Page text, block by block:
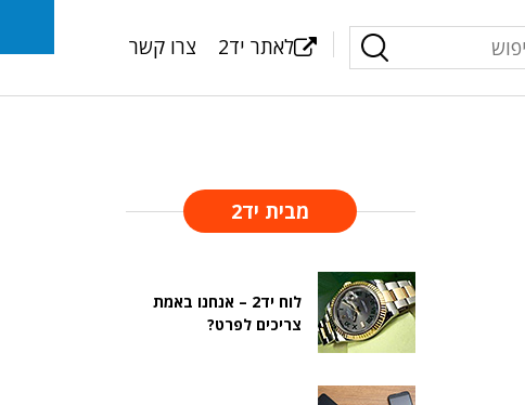
לאתר יד2 צרו קשר
מבית יד2
לוח יד2 – אנחנו באמת
צריכים לפרט?